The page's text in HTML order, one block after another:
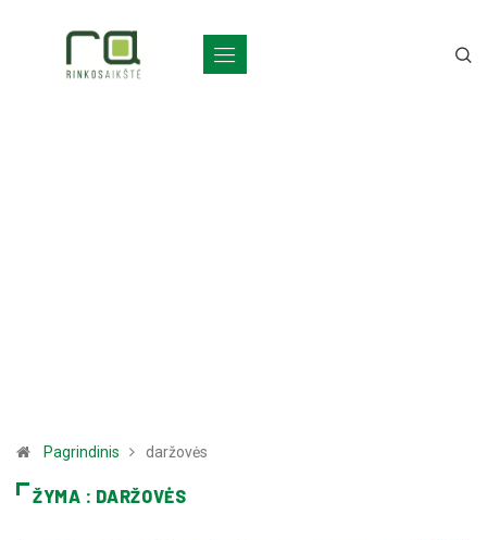
Pagrindinis daržovės
ŽYMA : DARŽOVĖS